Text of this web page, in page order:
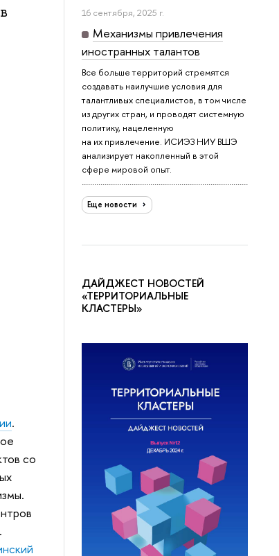
16 сентября, 2025 г.
Механизмы привлечения
иностранных талантов
Все больше территорий стремятся
создавать наилучшие условия для
талантливых специалистов, в том числе
из других стран, и проводят системную
политику, нацеленную
на их привлечение. ИСИЭЗ НИУ ВШЭ
анализирует накопленный в этой
сфере мировой опыт.
Еще новости
ДАЙДЖЕСТ НОВОСТЕЙ
«ТЕРРИТОРИАЛЬНЫЕ
КЛАСТЕРЫ»
.
со